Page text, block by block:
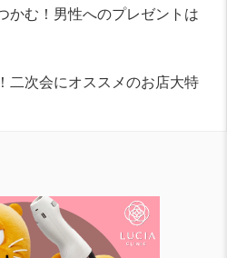
かむ！男性へのプレゼントは
二次会にオススメのお店大特